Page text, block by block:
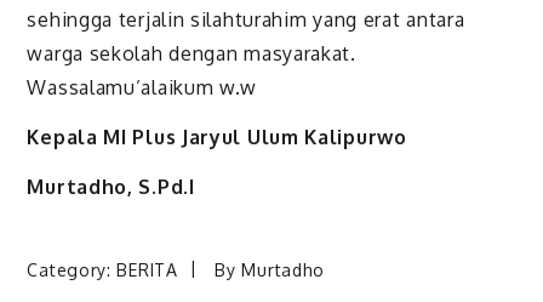
sehingga terjalin silahturahim yang erat antara
warga sekolah dengan masyarakat.
Wassalamu’alaikum w.w
Kepala MI Plus Jaryul Ulum Kalipurwo
Murtadho, S.Pd.I
Category:BERITA ByMurtadho